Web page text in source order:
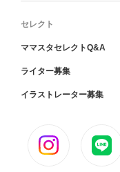
セレクト
ママスタセレクトQ&A
ライター募集
イラストレーター募集